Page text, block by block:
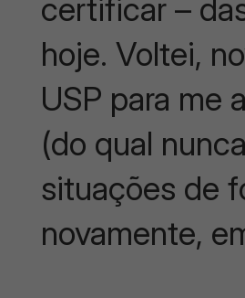
certificar –
hoje. Voltei,
USP para me
(do qual
situações de
novamente,